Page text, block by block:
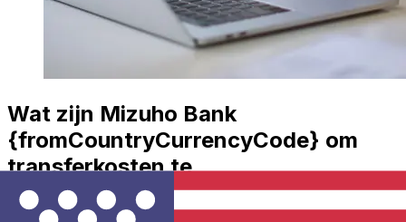
Wat zijn Mizuho Bank
{fromCountryCurrencyCode} om
transferkosten te
{toCountryCurrencyCode} ?